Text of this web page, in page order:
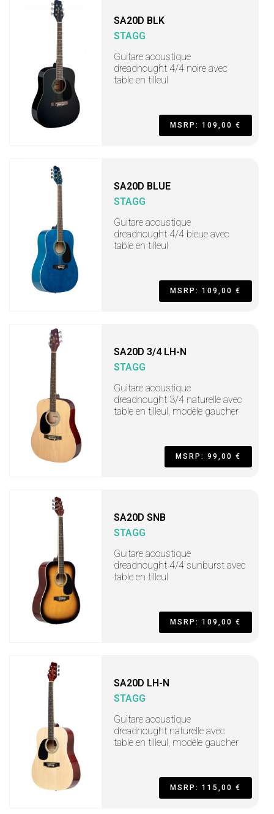
SA20D BLK
STAGG
Guitare acoustique
dreadnought 4/4 noire avec
table en tilleul
MSRP: 109,00 €
SA20D BLUE
STAGG
Guitare acoustique
dreadnought 4/4 bleue avec
table en tilleul
MSRP: 109,00 €
SA20D 3/4 LH-N
STAGG
Guitare acoustique
dreadnought 3/4 naturelle avec
table en tilleul, modèle gaucher
MSRP: 99,00 €
SA20D SNB
STAGG
Guitare acoustique
dreadnought 4/4 sunburst avec
table en tilleul
MSRP: 109,00 €
SA20D LH-N
STAGG
Guitare acoustique
dreadnought naturelle avec
table en tilleul, modèle gaucher
MSRP: 115,00 €